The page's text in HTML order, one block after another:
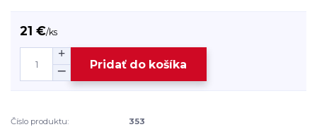
21 €/ks
Pridať do košíka
Číslo produktu: 353